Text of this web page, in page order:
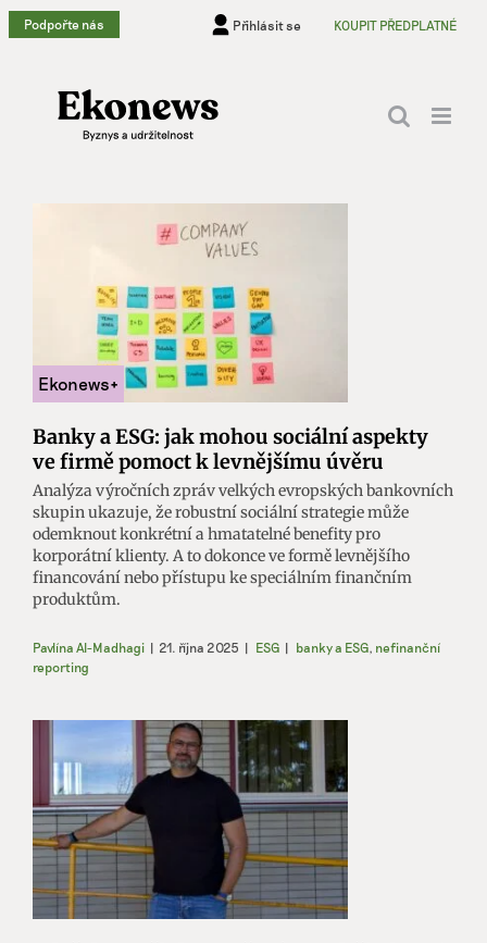
Přeskočit
na
Podpořte nás Přihlásit se KOUPIT PŘEDPLATNÉ
Banky a ESG: jak mohou sociální aspekty
ve firmě pomoct k levnějšímu úvěru
Analýza výročních zpráv velkých evropských bankovních
skupin ukazuje, že robustní sociální strategie může
odemknout konkrétní a hmatatelné benefity pro
korporátní klienty. A to dokonce ve formě levnějšího
financování nebo přístupu ke speciálním finančním
produktům.
Pavlína Al-Madhagi | 21. října 2025 | ESG | banky a ESG, nefinanční
reporting